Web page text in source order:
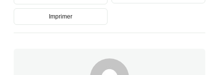
Imprimer